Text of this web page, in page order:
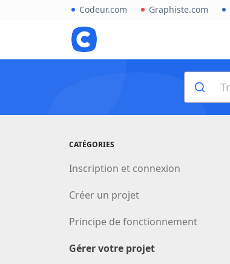
Codeur.com Graphiste.com
CATÉGORIES
Inscription et connexion
Créer un projet
Principe de fonctionnement
Gérer votre projet